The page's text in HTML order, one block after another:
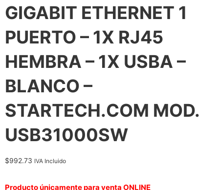
GIGABIT ETHERNET 1
PUERTO – 1X RJ45
HEMBRA – 1X USBA –
BLANCO –
STARTECH.COM MOD.
USB31000SW
$992.73 IVA Incluido
Producto únicamente para venta ONLINE